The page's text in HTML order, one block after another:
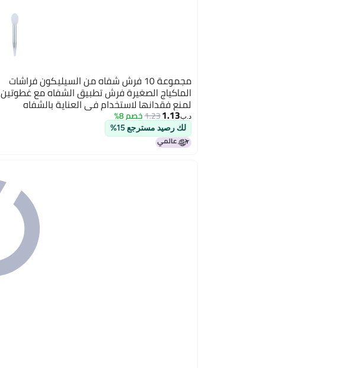
مجموعة 10 فرش شفاه من السيليكون فراشات
الماكياج الصغيرة فرش تطبيق الشفاه مع غطوتين
لمنع فقدانها لاستخدام في العناية بالشفاه
والماكياج
د.ب‏1.13
1.23خصم 8%
لك رصيد مسترجع 15%